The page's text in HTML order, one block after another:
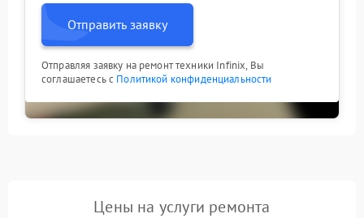
Отправить заявку
Отправляя заявку на ремонт техники Infinix, Вы
соглашаетесь с Политикой конфиденциальности
Цены на услуги ремонта